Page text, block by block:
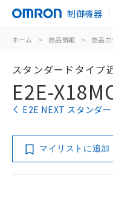
制御機器
ホーム > 商品情報 > 商品カ
スタンダードタイプ
E2E-
E2E NEXT スタンダ
マイリストに追加